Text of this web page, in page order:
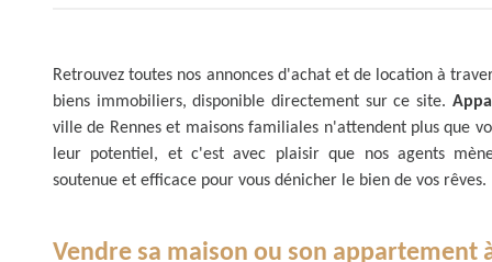
Retrouvez toutes nos annonces d'achat et de location à
biens immobiliers, disponible directement sur ce site.
ville de Rennes et maisons familiales n'attendent plus que
leur potentiel, et c'est avec plaisir que nos agents
soutenue et efficace pour vous dénicher le bien de vos rêves.
Vendre sa maison ou son appartement